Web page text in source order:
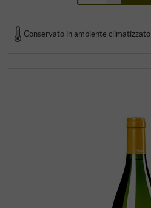
Conservato in ambiente climatizzato